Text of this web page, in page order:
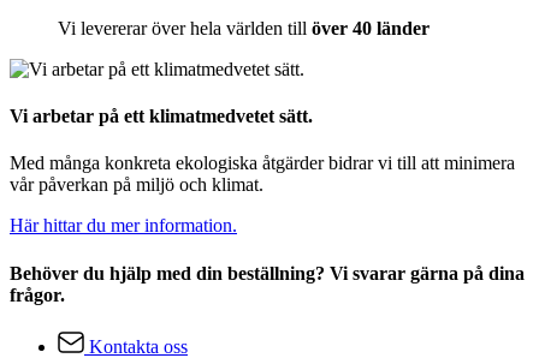
Vi levererar över hela världen till över 40 länder
Vi arbetar på ett klimatmedvetet sätt.
Med många konkreta ekologiska åtgärder bidrar vi till att minimera
vår påverkan på miljö och klimat.
Här hittar du mer information.
Behöver du hjälp med din beställning? Vi svarar gärna på dina
frågor.
Kontakta oss